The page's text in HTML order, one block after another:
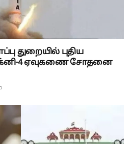
துறையில் புதிய
4 ஏவுகணை சோதனை